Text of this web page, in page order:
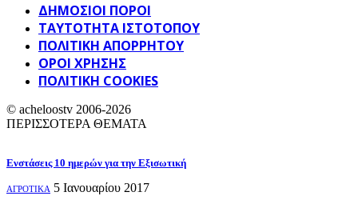
ΔΗΜΟΣΙΟΙ ΠΟΡΟΙ
ΤΑΥΤΌΤΗΤΑ ΙΣΤΌΤΟΠΟΥ
ΠΟΛΙΤΙΚΉ ΑΠΟΡΡΉΤΟΥ
ΌΡΟΙ ΧΡΉΣΗΣ
ΠΟΛΙΤΙΚΗ COOKIES
© acheloostv 2006-2026
ΠΕΡΙΣΣΟΤΕΡΑ ΘΕΜΑΤΑ
Ενστάσεις 10 ημερών για την Εξισωτική
ΑΓΡΟΤΙΚΑ 5 Ιανουαρίου 2017